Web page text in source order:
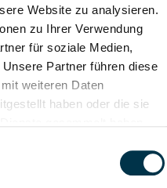
Website zu analysieren.
zu Ihrer Verwendung
für soziale Medien,
Partner führen diese
weiteren Daten
haben oder die sie